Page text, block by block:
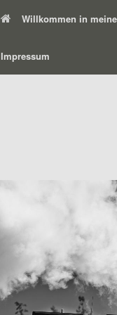
Willkommen in
Impressum